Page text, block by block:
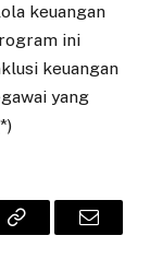
keuangan
ini
keuangan
yang
Copy
Email